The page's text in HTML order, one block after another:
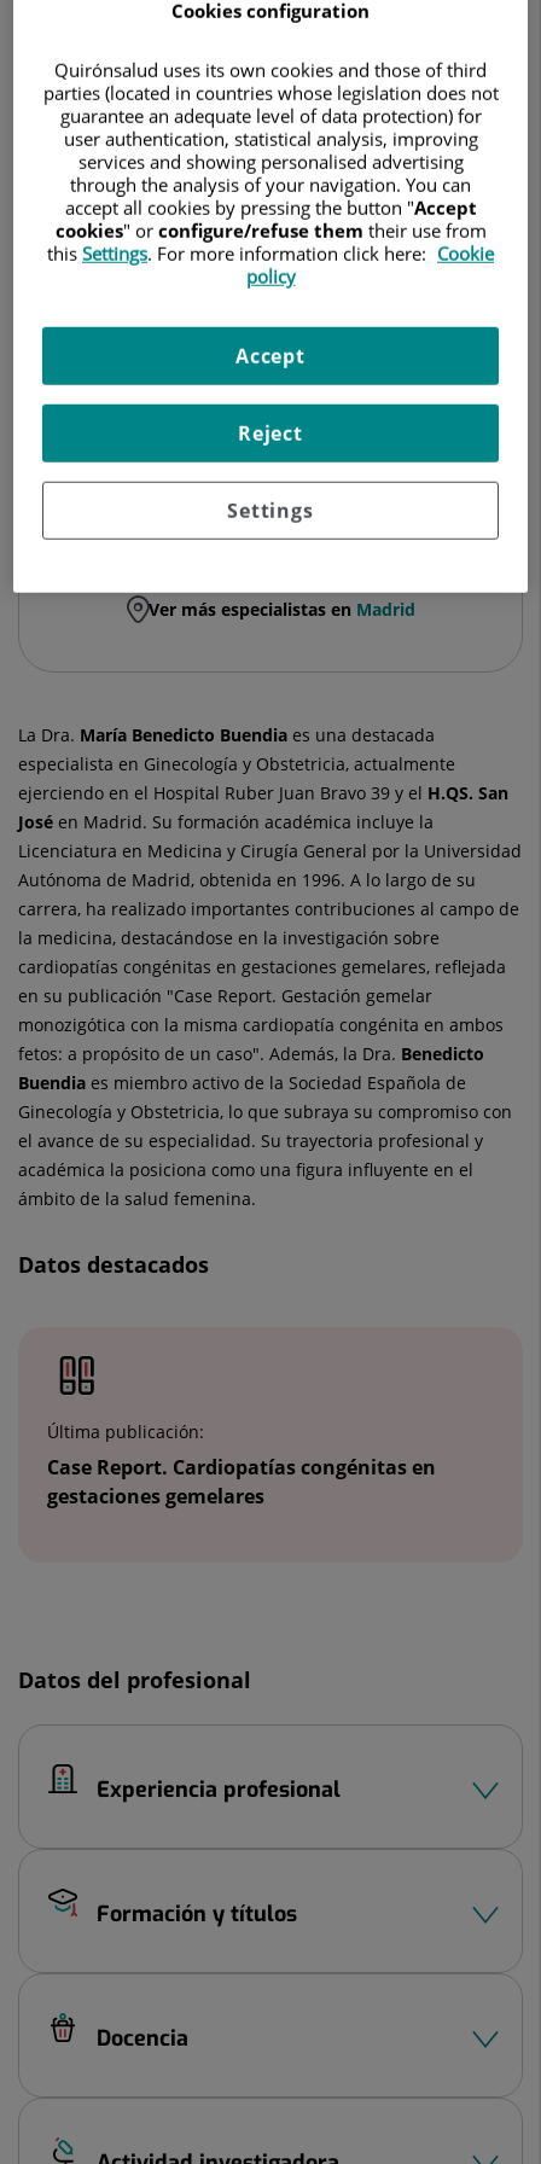
Pedir cita
Hospital Universitario Ruber Juan Bravo
C/ Juan Bravo, 39 y 49
28006 Madrid
910 687 999
Hospital Quirónsalud San José
28002 Madrid
910 68 70 00
Ver más especialistas en Madrid
La Dra. María Benedicto Buendia es una destacada
especialista en Ginecología y Obstetricia, actualmente
ejerciendo en el Hospital Ruber Juan Bravo 39 y el H.QS. San
José en Madrid. Su formación académica incluye la
Licenciatura en Medicina y Cirugía General por la Universidad
Autónoma de Madrid, obtenida en 1996. A lo largo de su
carrera, ha realizado importantes contribuciones al campo de
la medicina, destacándose en la investigación sobre
cardiopatías congénitas en gestaciones gemelares, reflejada
en su publicación "Case Report. Gestación gemelar
monozigótica con la misma cardiopatía congénita en ambos
fetos: a propósito de un caso". Además, la Dra. Benedicto
Buendia es miembro activo de la Sociedad Española de
Ginecología y Obstetricia, lo que subraya su compromiso con
el avance de su especialidad. Su trayectoria profesional y
académica la posiciona como una figura influyente en el
ámbito de la salud femenina.
Datos destacados
Última publicación:
Case Report. Cardiopatías congénitas en
gestaciones gemelares
de
Datos del profesional
Experiencia profesional
Formación y títulos
Docencia
Cookies configuration
Quirónsalud uses its own cookies and those of third
parties (located in countries whose legislation does not
guarantee an adequate level of data protection) for
user authentication, statistical analysis, improving
services and showing personalised advertising
through the analysis of your navigation. You can
accept all cookies by pressing the button "Accept
cookies" or configure/refuse them their use from
this Settings. For more information click here: Cookie
policy
Settings
Reject
Accept